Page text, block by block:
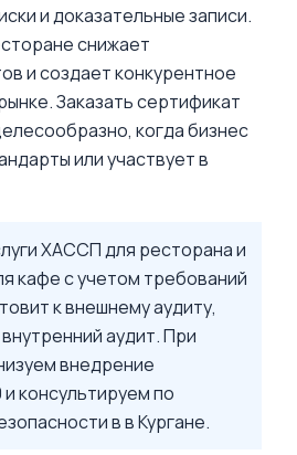
и доказательные записи.
снижает
и создает конкурентное
Заказать сертификат
когда бизнес
или участвует в
ХАССП для ресторана и
кафе с учетом требований
к внешнему аудиту,
аудит. При
внедрение
консультируем по
в в Кургане.